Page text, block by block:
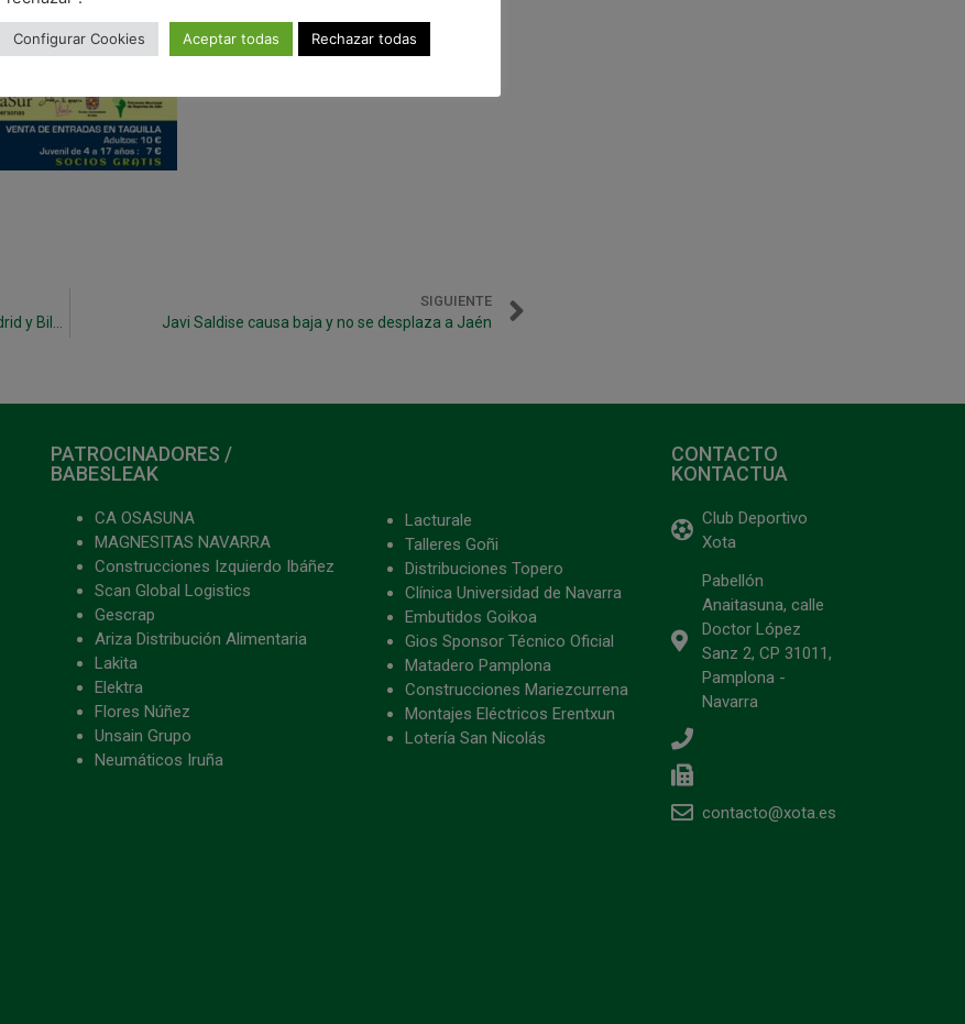
Desplazamientos navideños del Xota Infantil a Madrid y Bilbao
SIGUIENTE
Javi Saldise causa baja y no se desplaza a Jaén
PATROCINADORES /
BABESLEAK
CA OSASUNA
MAGNESITAS NAVARRA
Construcciones Izquierdo Ibáñez
Scan Global Logistics
Gescrap
Ariza Distribución Alimentaria
Lakita
Elektra
Flores Núñez
Unsain Grupo
Neumáticos Iruña
Lacturale
Talleres Goñi
Distribuciones Topero
Clínica Universidad de Navarra
Embutidos Goikoa
Gios Sponsor Técnico Oficial
Matadero Pamplona
Construcciones Mariezcurrena
Montajes Eléctricos Erentxun
Lotería San Nicolás
CONTACTO
KONTACTUA
Club Deportivo
Xota
Pabellón
Anaitasuna, calle
Doctor López
Sanz 2, CP 31011,
Pamplona -
Navarra
contacto@xota.es
Configurar Cookies Aceptar todas Rechazar todas